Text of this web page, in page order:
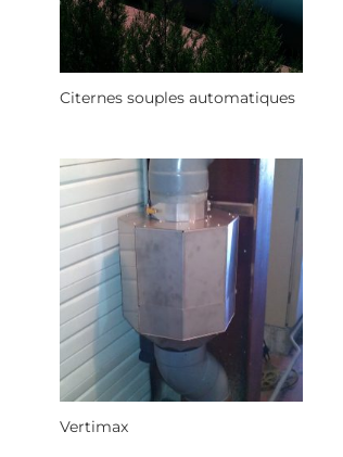
Citernes souples automatiques
Vertimax